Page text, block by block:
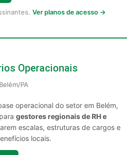
Ver planos de acesso →
Operacionais
PA
operacional do setor em Belém,
gestores regionais de RH e
escalas, estruturas de cargos e
locais.